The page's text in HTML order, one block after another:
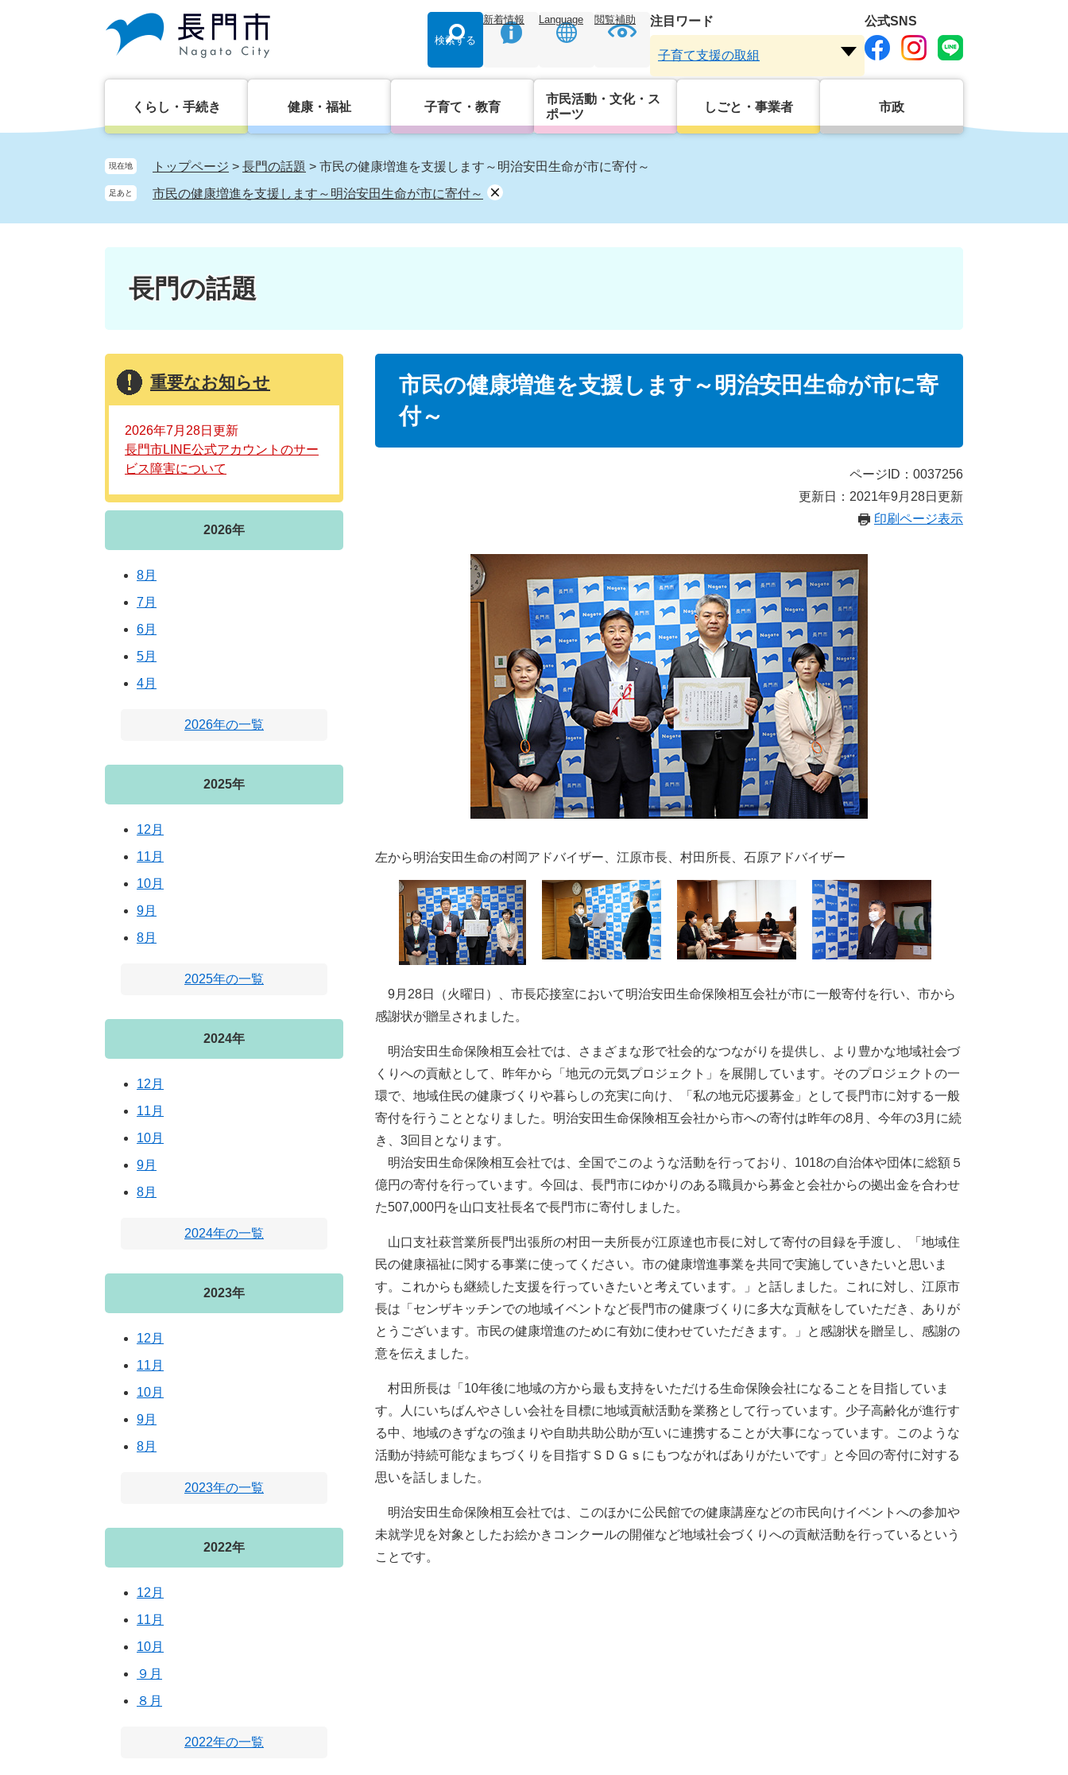
検索する
新着情報 Language 閲覧補助 注目ワード
ー
子育て支援の取組
公式SNS
くらし・手続き 健康・福祉 子育て・教育
市民活動・文化・ス
ポーツ
しごと・事業者 市政
現在地 トップページ > 長門の話題 > 市民の健康増進を支援します～明治安田生命が市に寄付～
足あと 市民の健康増進を支援します～明治安田生命が市に寄付～
長門の話題
市民の健康増進を支援します～明治安田生命が市に寄
付～
ページID：0037256
更新日：2021年9月28日更新
印刷ページ表示
左から明治安田生命の村岡アドバイザー、江原市長、村田所長、石原アドバイザー
9月28日（火曜日）、市長応接室において明治安田生命保険相互会社が市に一般寄付を行い、市から
感謝状が贈呈されました。
明治安田生命保険相互会社では、さまざまな形で社会的なつながりを提供し、より豊かな地域社会づ
くりへの貢献として、昨年から「地元の元気プロジェクト」を展開しています。そのプロジェクトの一
環で、地域住民の健康づくりや暮らしの充実に向け、「私の地元応援募金」として長門市に対する一般
寄付を行うこととなりました。明治安田生命保険相互会社から市への寄付は昨年の8月、今年の3月に続
き、3回目となります。
明治安田生命保険相互会社では、全国でこのような活動を行っており、1018の自治体や団体に総額５
億円の寄付を行っています。今回は、長門市にゆかりのある職員から募金と会社からの拠出金を合わせ
た507,000円を山口支社長名で長門市に寄付しました。
山口支社萩営業所長門出張所の村田一夫所長が江原達也市長に対して寄付の目録を手渡し、「地域住
民の健康福祉に関する事業に使ってください。市の健康増進事業を共同で実施していきたいと思いま
す。これからも継続した支援を行っていきたいと考えています。」と話しました。これに対し、江原市
長は「センザキッチンでの地域イベントなど長門市の健康づくりに多大な貢献をしていただき、ありが
とうございます。市民の健康増進のために有効に使わせていただきます。」と感謝状を贈呈し、感謝の
意を伝えました。
村田所長は「10年後に地域の方から最も支持をいただける生命保険会社になることを目指していま
す。人にいちばんやさしい会社を目標に地域貢献活動を業務として行っています。少子高齢化が進行す
る中、地域のきずなの強まりや自助共助公助が互いに連携することが大事になっています。このような
活動が持続可能なまちづくりを目指すＳＤＧｓにもつながればありがたいです」と今回の寄付に対する
思いを話しました。
明治安田生命保険相互会社では、このほかに公民館での健康講座などの市民向けイベントへの参加や
未就学児を対象としたお絵かきコンクールの開催など地域社会づくりへの貢献活動を行っているという
ことです。
重要なお知らせ
2026年7月28日更新
長門市LINE公式アカウントのサー
ビス障害について
2026年
8月
7月
6月
5月
4月
2026年の一覧
2025年
12月
11月
10月
9月
8月
2025年の一覧
2024年
12月
11月
10月
9月
8月
2024年の一覧
2023年
12月
11月
10月
9月
8月
2023年の一覧
2022年
12月
11月
10月
９月
８月
2022年の一覧